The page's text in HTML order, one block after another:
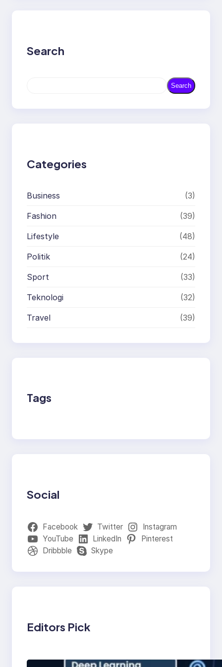
Search
r
Search
Categories
Business (3)
Fashion (39)
Lifestyle (48)
Politik (24)
Sport (33)
Teknologi (32)
Travel (39)
Tags
Social
Facebook Twitter
Instagram
YouTube
LinkedIn
Pinterest
Dribbble
Skype
Editors Pick